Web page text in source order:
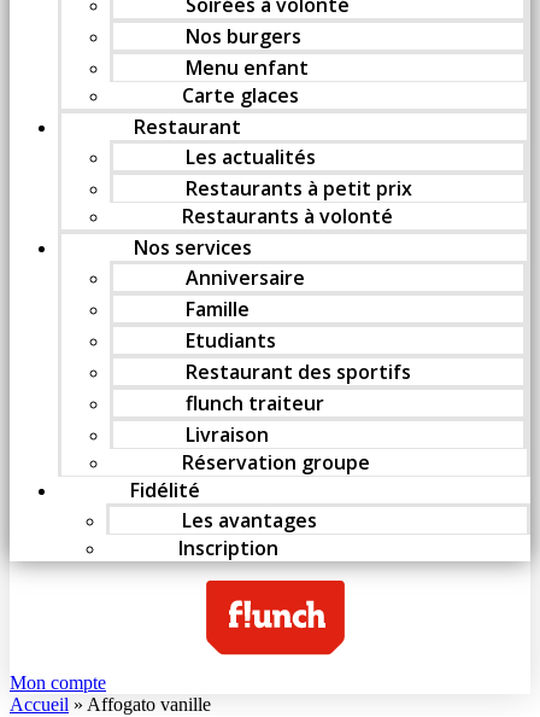
Nos burgers
Menu enfant
Carte glaces
Restaurant
Les actualités
Restaurants à petit prix
Restaurants à volonté
Nos services
Anniversaire
Famille
Etudiants
Restaurant des sportifs
flunch traiteur
Livraison
Réservation groupe
Fidélité
Les avantages
Inscription
Mon compte
Accueil » Affogato vanille